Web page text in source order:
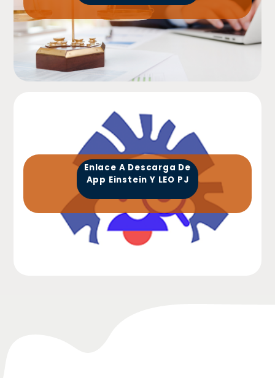
Enlace A Descarga De
App Einstein Y LEO PJ